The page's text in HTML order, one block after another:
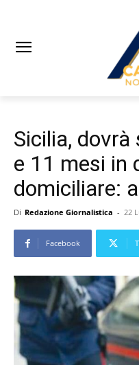
Sicilia,
e 11 mesi in
domiciliare:
Di Redazione Giornalistica - 22
Facebook